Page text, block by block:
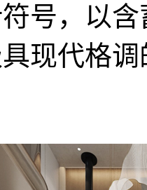
号，以
现代格